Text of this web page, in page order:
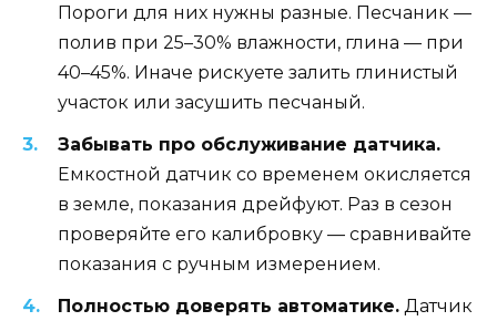
Пороги для них нужны разные. Песчаник —
полив при 25–30% влажности, глина — при
40–45%. Иначе рискуете залить глинистый
участок или засушить песчаный.
Забывать про обслуживание датчика.
Емкостной датчик со временем окисляется
в земле, показания дрейфуют. Раз в сезон
проверяйте его калибровку — сравнивайте
показания с ручным измерением.
Полностью доверять автоматике. Датчик